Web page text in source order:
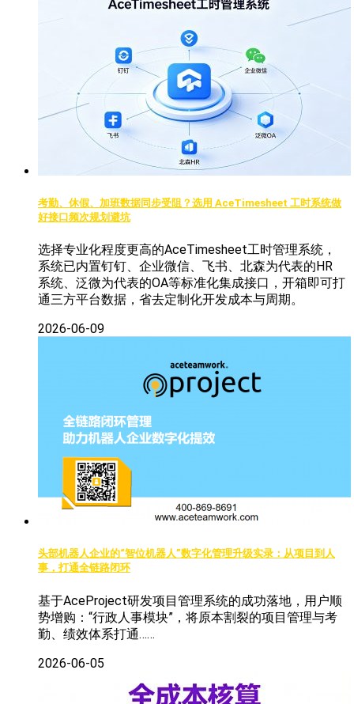
考勤、休假、加班数据同步受阻？选用 AceTimesheet 工时系统做
好接口频次规划避坑
选择专业化程度更高的AceTimesheet工时管理系统，
系统已内置钉钉、企业微信、飞书、北森为代表的HR
系统、泛微为代表的OA等标准化集成接口，开箱即可打
通三方平台数据，省去定制化开发成本与周期。
2026-06-09
头部机器人企业的“智位机器人”数字化管理升级实录：从项目到人
事，打通全链路闭环
基于AceProject研发项目管理系统的成功落地，用户顺
势增购：“行政人事模块”，将原本割裂的项目管理与考
勤、绩效体系打通……
2026-06-05